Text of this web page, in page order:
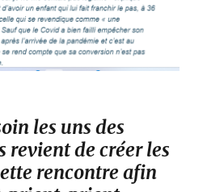
les uns des
revient de créer les
rencontre afin